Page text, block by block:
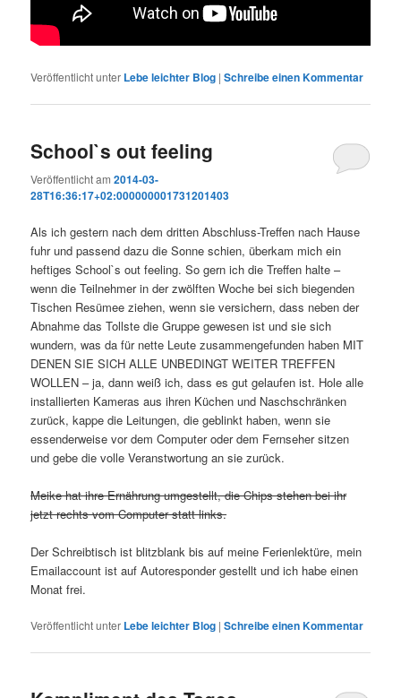
Veröffentlicht unter Lebe leichter Blog |Schreibe einen Kommentar
School`s out feeling
Veröffentlicht am2014-03-
28T16:36:17+02:000000001731201403
Als ich gestern nach dem dritten Abschluss-Treffen nach Hause
fuhr und passend dazu die Sonne schien, überkam mich ein
heftiges School`s out feeling. So gern ich die Treffen halte –
wenn die Teilnehmer in der zwölften Woche bei sich biegenden
Tischen Resümee ziehen, wenn sie versichern, dass neben der
Abnahme das Tollste die Gruppe gewesen ist und sie sich
wundern, was da für nette Leute zusammengefunden haben MIT
DENEN SIE SICH ALLE UNBEDINGT WEITER TREFFEN
WOLLEN – ja, dann weiß ich, dass es gut gelaufen ist. Hole alle
installierten Kameras aus ihren Küchen und Naschschränken
zurück, kappe die Leitungen, die geblinkt haben, wenn sie
essenderweise vor dem Computer oder dem Fernseher sitzen
und gebe die volle Veranstwortung an sie zurück.
Meike hat ihre Ernährung umgestellt, die Chips stehen bei ihr
jetzt rechts vom Computer statt links.
Der Schreibtisch ist blitzblank bis auf meine Ferienlektüre, mein
Emailaccount ist auf Autoresponder gestellt und ich habe einen
Monat frei.
Veröffentlicht unter Lebe leichter Blog |Schreibe einen Kommentar